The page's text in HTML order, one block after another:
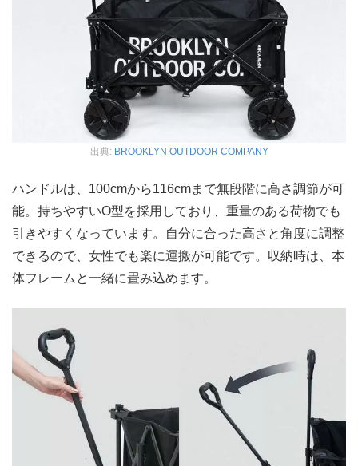
出典: BROOKLYN OUTDOOR COMPANY
ハンドルは、100cmから116cmまで無段階に高さ調節が可
能。持ちやすいO型を採用しており、重量のある荷物でも
引きやすくなっています。自分に合った高さと角度に調整
できるので、女性でも楽に運搬が可能です。収納時は、本
体フレームと一緒に畳み込めます。